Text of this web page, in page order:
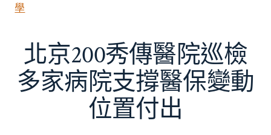
學
北京200秀傳醫院巡檢
多家病院支撐醫保變動
位置付出